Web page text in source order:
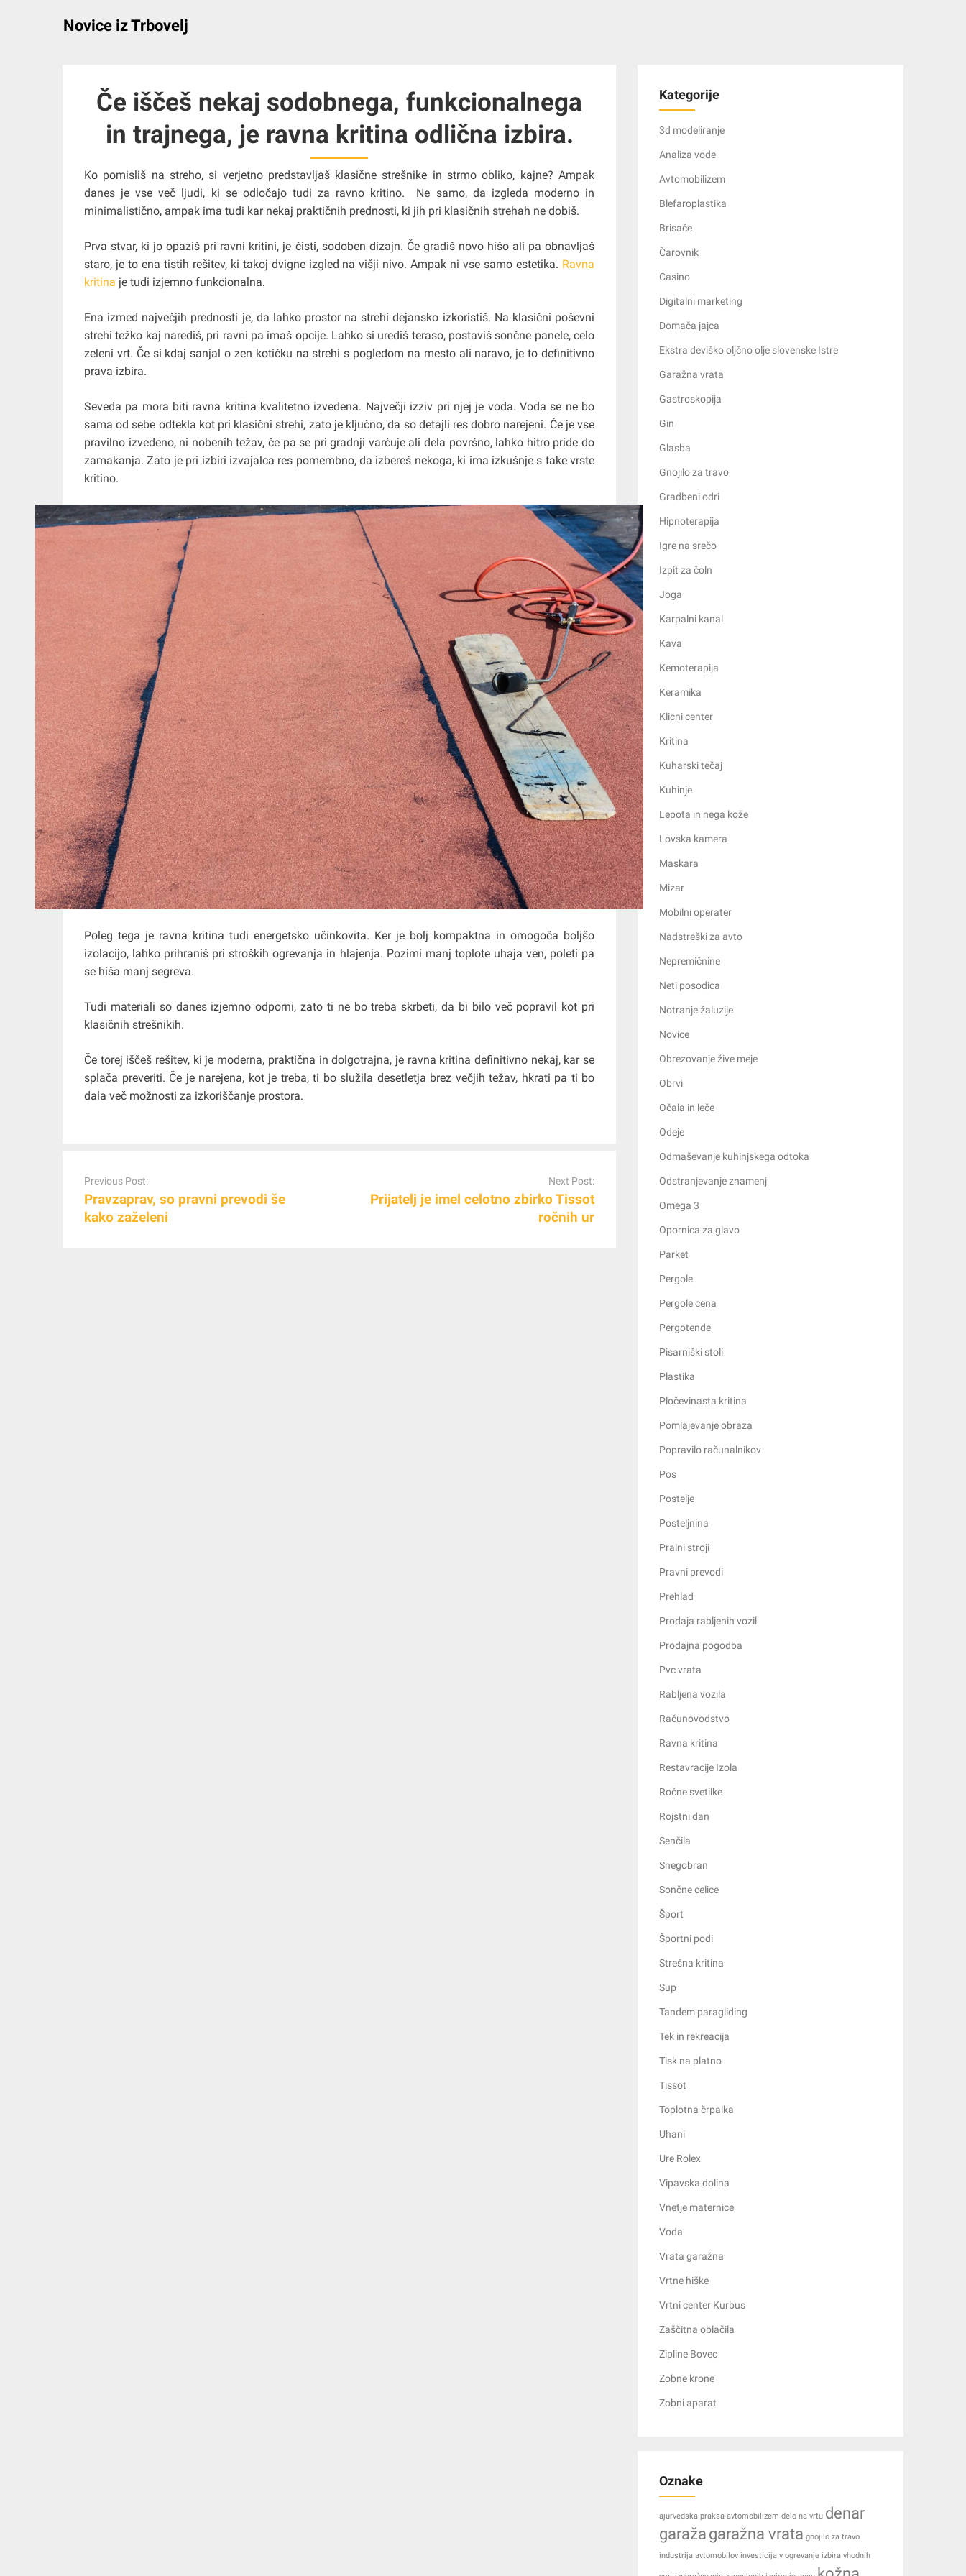
Novice iz Trbovelj
Če iščeš nekaj sodobnega, funkcionalnega
in trajnega, je ravna kritina odlična izbira.
Ko pomisliš na streho, si verjetno predstavljaš klasične strešnike in strmo obliko, kajne? Ampak
danes je vse več ljudi, ki se odločajo tudi za ravno kritino. Ne samo, da izgleda moderno in
minimalistično, ampak ima tudi kar nekaj praktičnih prednosti, ki jih pri klasičnih strehah ne dobiš.
Prva stvar, ki jo opaziš pri ravni kritini, je čisti, sodoben dizajn. Če gradiš novo hišo ali pa obnavljaš
staro, je to ena tistih rešitev, ki takoj dvigne izgled na višji nivo. Ampak ni vse samo estetika. Ravna
kritina je tudi izjemno funkcionalna.
Ena izmed največjih prednosti je, da lahko prostor na strehi dejansko izkoristiš. Na klasični poševni
strehi težko kaj narediš, pri ravni pa imaš opcije. Lahko si urediš teraso, postaviš sončne panele, celo
zeleni vrt. Če si kdaj sanjal o zen kotičku na strehi s pogledom na mesto ali naravo, je to definitivno
prava izbira.
Seveda pa mora biti ravna kritina kvalitetno izvedena. Največji izziv pri njej je voda. Voda se ne bo
sama od sebe odtekla kot pri klasični strehi, zato je ključno, da so detajli res dobro narejeni. Če je vse
pravilno izvedeno, ni nobenih težav, če pa se pri gradnji varčuje ali dela površno, lahko hitro pride do
zamakanja. Zato je pri izbiri izvajalca res pomembno, da izbereš nekoga, ki ima izkušnje s take vrste
kritino.
Poleg tega je ravna kritina tudi energetsko učinkovita. Ker je bolj kompaktna in omogoča boljšo
izolacijo, lahko prihraniš pri stroških ogrevanja in hlajenja. Pozimi manj toplote uhaja ven, poleti pa
se hiša manj segreva.
Tudi materiali so danes izjemno odporni, zato ti ne bo treba skrbeti, da bi bilo več popravil kot pri
klasičnih strešnikih.
Če torej iščeš rešitev, ki je moderna, praktična in dolgotrajna, je ravna kritina definitivno nekaj, kar se
splača preveriti. Če je narejena, kot je treba, ti bo služila desetletja brez večjih težav, hkrati pa ti bo
dala več možnosti za izkoriščanje prostora.
navigation
Previous Post:
Pravzaprav, so pravni prevodi še
kako zaželeni
Next Post:
Prijatelj je imel celotno zbirko Tissot
ročnih ur
Kategorije
3d modeliranje
Analiza vode
Avtomobilizem
Blefaroplastika
Brisače
Čarovnik
Casino
Digitalni marketing
Domača jajca
Ekstra deviško oljčno olje slovenske Istre
Garažna vrata
Gastroskopija
Gin
Glasba
Gnojilo za travo
Gradbeni odri
Hipnoterapija
Igre na srečo
Izpit za čoln
Joga
Karpalni kanal
Kava
Kemoterapija
Keramika
Klicni center
Kritina
Kuharski tečaj
Kuhinje
Lepota in nega kože
Lovska kamera
Maskara
Mizar
Mobilni operater
Nadstreški za avto
Nepremičnine
Neti posodica
Notranje žaluzije
Novice
Obrezovanje žive meje
Obrvi
Očala in leče
Odeje
Odmaševanje kuhinjskega odtoka
Odstranjevanje znamenj
Omega 3
Opornica za glavo
Parket
Pergole
Pergole cena
Pergotende
Pisarniški stoli
Plastika
Pločevinasta kritina
Pomlajevanje obraza
Popravilo računalnikov
Pos
Postelje
Posteljnina
Pralni stroji
Pravni prevodi
Prehlad
Prodaja rabljenih vozil
Prodajna pogodba
Pvc vrata
Rabljena vozila
Računovodstvo
Ravna kritina
Restavracije Izola
Ročne svetilke
Rojstni dan
Senčila
Snegobran
Sončne celice
Šport
Športni podi
Strešna kritina
Sup
Tandem paragliding
Tek in rekreacija
Tisk na platno
Tissot
Toplotna črpalka
Uhani
Ure Rolex
Vipavska dolina
Vnetje maternice
Voda
Vrata garažna
Vrtne hiške
Vrtni center Kurbus
Zaščitna oblačila
Zipline Bovec
Zobne krone
Zobni aparat
Oznake
ajurvedska praksa avtomobilizem delo na vrtu denar
garaža garažna vrata gnojilo za travo
industrija avtomobilov investicija v ogrevanje izbira vhodnih